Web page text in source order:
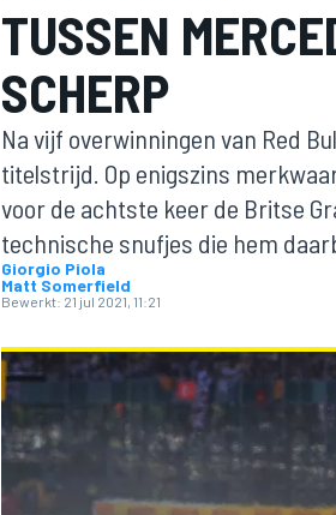
MOTOGP
TUSSEN
SCHERP
Na vijf overwinningen van Red
titelstrijd. Op enigszins
voor de achtste keer de Britse
technische snufjes die hem
Giorgio Piola
Matt Somerfield
Bewerkt: 21 jul 2021, 11:21